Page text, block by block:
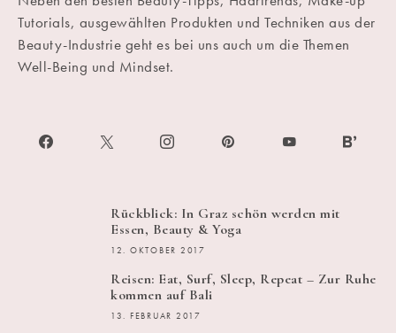
Tutorials, ausgewählten Produkten und Techniken aus der
Beauty-Industrie geht es bei uns auch um die Themen
Well-Being und Mindset.
Rückblick: In Graz schön werden mit
Essen, Beauty & Yoga
12. OKTOBER 2017
Reisen: Eat, Surf, Sleep, Repeat – Zur Ruhe
kommen auf Bali
13. FEBRUAR 2017